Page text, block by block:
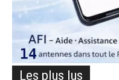
Les plus lus